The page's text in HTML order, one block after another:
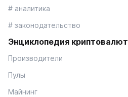
# аналитика
# законодательство
Энциклопедия криптовалют
Производители
Пулы
Майнинг